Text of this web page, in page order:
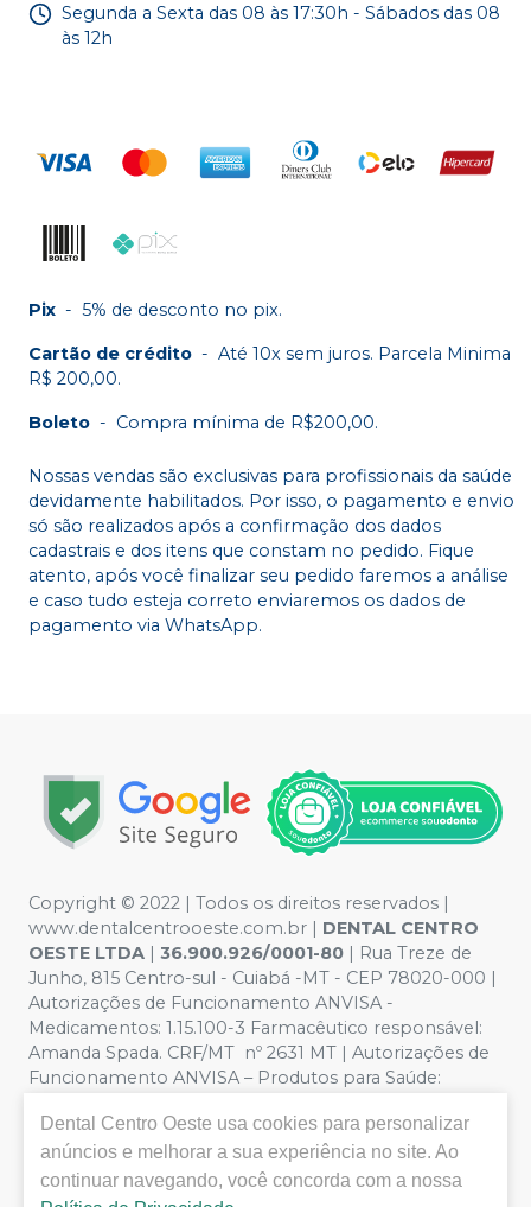
Segunda a Sexta das 08 às 17:30h - Sábados das 08
às 12h
Pix - 5% de desconto no pix.
Cartão de crédito - Até 10x sem juros. Parcela Minima
R$ 200,00.
Boleto - Compra mínima de R$200,00.
Nossas vendas são exclusivas para profissionais da saúde
devidamente habilitados. Por isso, o pagamento e envio
só são realizados após a confirmação dos dados
cadastrais e dos itens que constam no pedido. Fique
atento, após você finalizar seu pedido faremos a análise
e caso tudo esteja correto enviaremos os dados de
pagamento via WhatsApp.
Copyright © 2022 | Todos os direitos reservados |
www.dentalcentrooeste.com.br | DENTAL CENTRO
OESTE LTDA | 36.900.926/0001-80 | Rua Treze de
Junho, 815 Centro-sul - Cuiabá -MT - CEP 78020-000 |
Autorizações de Funcionamento ANVISA -
Medicamentos: 1.15.100-3 Farmacêutico responsável:
Amanda Spada. CRF/MT nº 2631 MT | Autorizações de
Funcionamento ANVISA – Produtos para Saúde:
Segurança - Fotos meramente ilustrativas - Os preços e
condições da loja virtual estão sujeitos a alterações. Em
caso de divergência de preços no site, o valor válido é o
do Carrinho de Compra. Não vendemos por atacado,
Dental Centro Oeste usa cookies para personalizar
anúncios e melhorar a sua experiência no site. Ao
continuar navegando, você concorda com a nossa